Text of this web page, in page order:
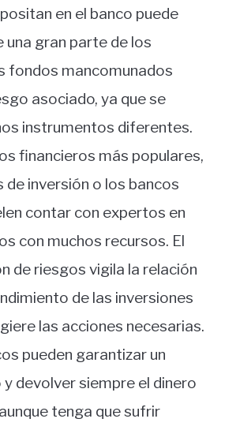
en el banco puede
gran parte de los
fondos mancomunados
asociado, ya que se
instrumentos diferentes.
financieros más populares,
inversión o los bancos
contar con expertos en
con muchos recursos. El
de riesgos vigila la relación
de las inversiones
las acciones necesarias.
pueden garantizar un
devolver siempre el dinero
tenga que sufrir